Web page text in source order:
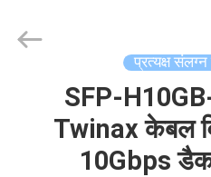
Technology
Co.,Ltd..
प्रत्यक्ष
SFP-
Twinax केबल
10Gbps